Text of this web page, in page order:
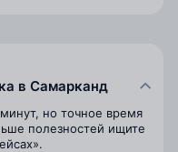
в Самарканд
но точное время
полезностей ищите